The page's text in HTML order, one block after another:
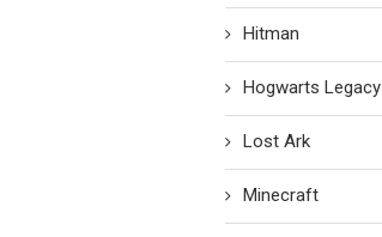
Hitman
Hogwarts Legacy
Lost Ark
Minecraft